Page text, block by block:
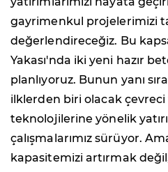
gayrimenkul projelerimizi
değerlendireceğiz. Bu
Yakası'nda iki yeni hazır
planlıyoruz. Bunun yanı
ilklerden biri olacak
teknolojilerine yönelik
çalışmalarımız sürüyor.
kapasitemizi artırmak